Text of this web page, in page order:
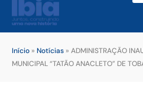
Início » Notícias » ADMINISTRAÇÃO
MUNICIPAL “TATÃO ANACLETO” DE